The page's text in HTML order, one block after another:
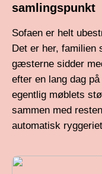
samlingspunkt
Sofaen er helt
Det er her, familien
gæsterne sidder
efter en lang dag
egentlig møblets
sammen med
automatisk